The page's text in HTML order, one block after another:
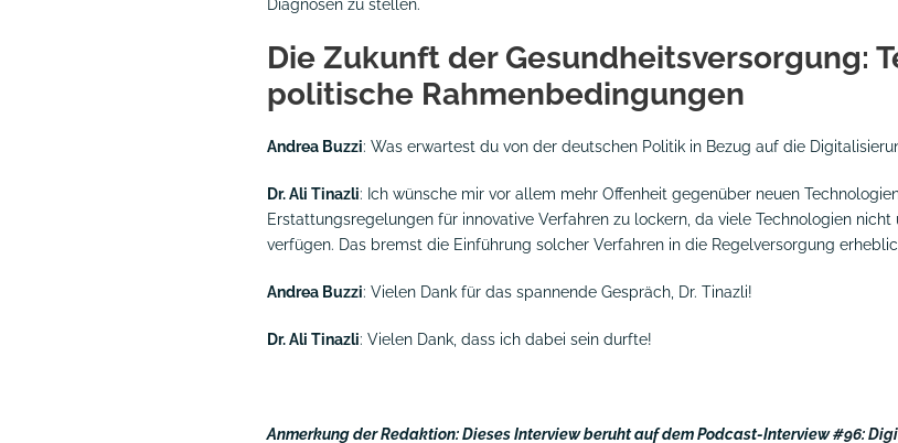
Diagnosen zu stellen.
Die Zukunft der Gesundheitsversorgung:
politische Rahmenbedingungen
Andrea Buzzi: Was erwartest du von der deutschen Politik in Bezug auf die
Dr. Ali Tinazli: Ich wünsche mir vor allem mehr Offenheit gegenüber neuen
Erstattungsregelungen für innovative Verfahren zu lockern, da viele Technologien
verfügen. Das bremst die Einführung solcher Verfahren in die Regelversorgung
Andrea Buzzi: Vielen Dank für das spannende Gespräch, Dr. Tinazli!
Dr. Ali Tinazli: Vielen Dank, dass ich dabei sein durfte!
Anmerkung der Redaktion: Dieses Interview beruht auf dem Podcast-Interview#96: